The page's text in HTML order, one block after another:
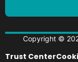
Copyright ©
Trust Center